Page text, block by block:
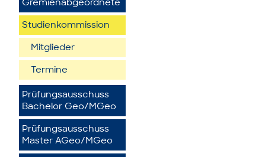
Gremienabgeordnete
Studienkommission
Mitglieder
Termine
Prüfungsausschuss
Bachelor Geo/MGeo
Prüfungsausschuss
Master AGeo/MGeo